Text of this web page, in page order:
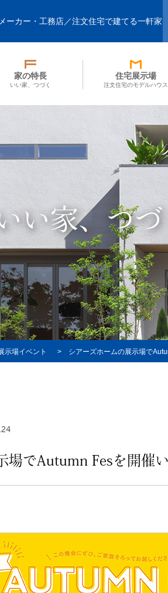
ーカー・工務店／注文住宅で建てる一軒家
家の特長
いい家、つづく
住宅展示場
注文住宅のモデルハウス
い家、つ
示場イベント > シアーズホームの展示場で
場でAutumn Fesを開催